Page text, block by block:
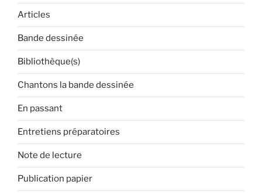
Articles
Bande dessinée
Bibliothèque(s)
Chantons la bande dessinée
En passant
Entretiens préparatoires
Note de lecture
Publication papier